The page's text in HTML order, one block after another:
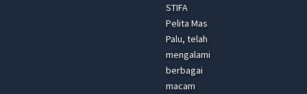
STIFA
Pelita Mas
Palu, telah
mengalami
berbagai
macam